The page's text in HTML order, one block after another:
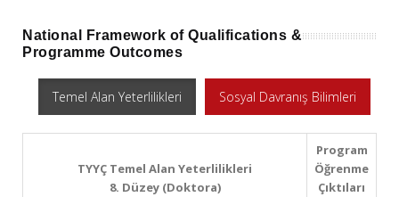
National Framework of Qualifications &
Programme Outcomes
Temel Alan Yeterlilikleri Sosyal Davranış Bilimleri
TYYÇ Temel Alan Yeterlilikleri
8. Düzey (Doktora)
Program
Öğrenme
Çıktıları